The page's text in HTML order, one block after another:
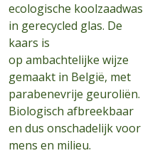
ecologische koolzaadwas
in gerecycled glas. De
kaars is
op ambachtelijke wijze
gemaakt in België, met
parabenevrije geuroliën.
Biologisch afbreekbaar
en dus onschadelijk voor
mens en milieu.